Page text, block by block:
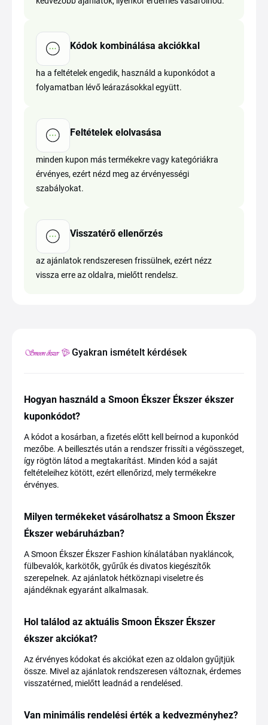
Kódok kombinálása akciókkal
ha a feltételek engedik, használd a kuponkódot a
folyamatban lévő leárazásokkal együtt.
Feltételek elolvasása
minden kupon más termékekre vagy kategóriákra
érvényes, ezért nézd meg az érvényességi
szabályokat.
Visszatérő ellenőrzés
az ajánlatok rendszeresen frissülnek, ezért nézz
vissza erre az oldalra, mielőtt rendelsz.
Gyakran ismételt kérdések
Hogyan használd a Smoon Ékszer Ékszer ékszer
kuponkódot?
A kódot a kosárban, a fizetés előtt kell beírnod a kuponkód
mezőbe. A beillesztés után a rendszer frissíti a végösszeget,
így rögtön látod a megtakarítást. Minden kód a saját
feltételeihez kötött, ezért ellenőrizd, mely termékekre
érvényes.
Milyen termékeket vásárolhatsz a Smoon Ékszer
Ékszer webáruházban?
A Smoon Ékszer Ékszer Fashion kínálatában nyakláncok,
fülbevalók, karkötők, gyűrűk és divatos kiegészítők
szerepelnek. Az ajánlatok hétköznapi viseletre és
ajándéknak egyaránt alkalmasak.
Hol találod az aktuális Smoon Ékszer Ékszer
ékszer akciókat?
Az érvényes kódokat és akciókat ezen az oldalon gyűjtjük
össze. Mivel az ajánlatok rendszeresen változnak, érdemes
visszatérned, mielőtt leadnád a rendelésed.
Van minimális rendelési érték a kedvezményhez?